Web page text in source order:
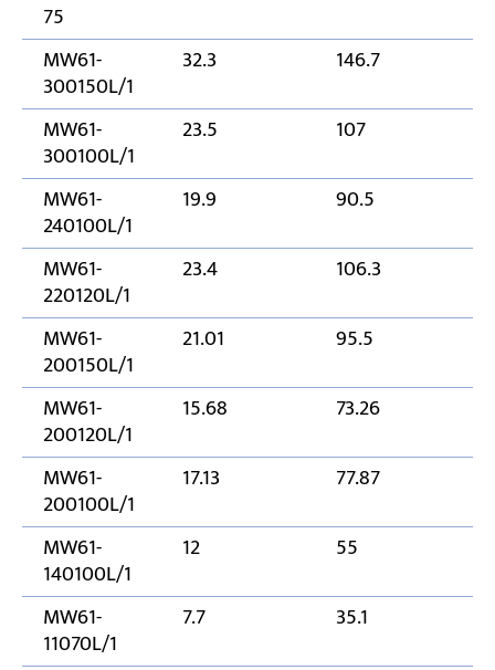
75
MW61-
300150L/1
32.3 146.7
MW61-
300100L/1
23.5 107
MW61-
240100L/1
19.9 90.5
MW61-
220120L/1
23.4 106.3
MW61-
200150L/1
21.01 95.5
MW61-
200120L/1
15.68 73.26
MW61-
200100L/1
17.13 77.87
MW61-
140100L/1
12 55
MW61-
11070L/1
7.7 35.1